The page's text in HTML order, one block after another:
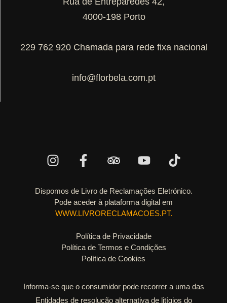
4000-198 Porto
229 762 920 Chamada para rede fixa nacional
info@florbela.com.pt
Dispomos de Livro de Reclamações Eletrónico.
Pode aceder à plataforma digital em
WWW.LIVRORECLAMACOES.PT.
Política de Privacidade
Política de Termos e Condições
Política de Cookies
Informa-se que o consumidor pode recorrer a uma das
Entidades de resolução alternativa de litígios do